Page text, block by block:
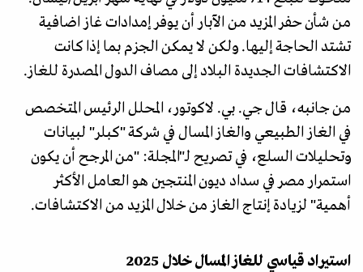
من شأن حفر المزيد من الآبار أن يوفر إمدادات غاز اضافية
تشتد الحاجة إليها. ولكن لا يمكن الجزم بما إذا كانت
الاكتشافات الجديدة البلاد إلى مصاف الدول المصدرة للغاز.
من جانبه، قال جي. بي. لاكوتور، المحلل الرئيس المتخصص
في الغاز الطبيعي والغاز المسال في شركة "كبلر" لبيانات
وتحليلات السلع، في تصريح لـ"المجلة: "من المرجح أن يكون
استمرار مصر في سداد ديون المنتجين هو العامل الأكثر
أهمية" لزيادة إنتاج الغاز من خلال المزيد من الاكتشافات.
استيراد قياسي للغاز المسال خلال 2025